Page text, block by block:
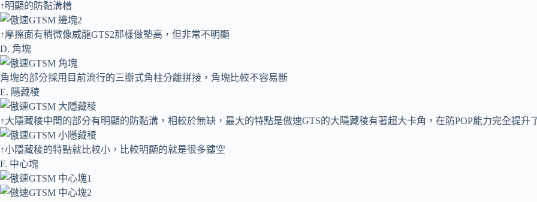
↑明顯的防黏溝槽
↑摩擦面有稍微像威龍GTS2那樣做墊高，但非常不明顯
D. 角塊
角塊的部分採用目前流行的三瓣式角柱分離拼接，角塊比較不容易斷
E. 隱藏稜
↑大隱藏稜中間的部分有明顯的防黏溝，相較於無缺，最大的特點是傲速GTS的大隱藏稜有著超大卡角，在防POP能力完全提升
↑小隱藏稜的特點就比較小，比較明顯的就是很多鏤空
F. 中心塊